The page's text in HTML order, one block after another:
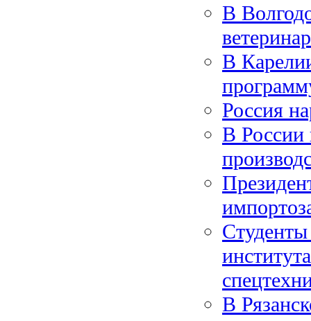
В
В
Россия
В России
Студенты
В